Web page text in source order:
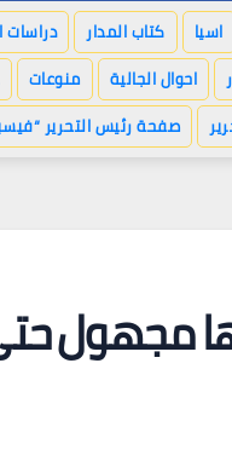
اسيا كتاب المدار دراسات
احوال الجالية منوعات
صفحة رئيس التحرير
مجهول